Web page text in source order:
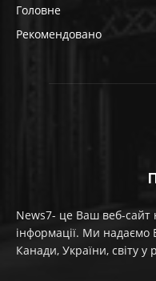
Головне
Рекомендовано
News7- це Ваш веб-сайт
інформації. Ми надаємо
Канади, України, світу у